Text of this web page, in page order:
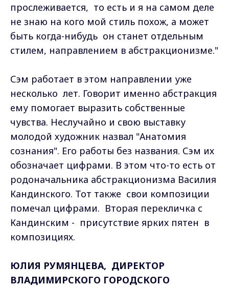
прослеживается, то есть и я на самом деле
не знаю на кого мой стиль похож, а может
быть когда-нибудь он станет отдельным
стилем, направлением в абстракционизме."
Сэм работает в этом направлении уже
несколько лет. Говорит именно абстракция
ему помогает выразить собственные
чувства. Неслучайно и свою выставку
молодой художник назвал "Анатомия
сознания". Его работы без названия. Сэм их
обозначает цифрами. В этом что-то есть от
родоначальника абстракционизма Василия
Кандинского. Тот также свои композиции
помечал цифрами. Вторая перекличка с
Кандинским - присутствие ярких пятен в
композициях.
ЮЛИЯ РУМЯНЦЕВА, ДИРЕКТОР
ВЛАДИМИРСКОГО ГОРОДСКОГО